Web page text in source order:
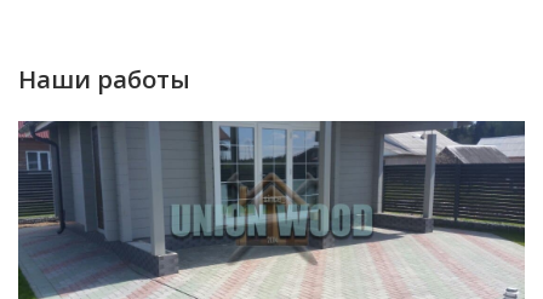
Наши работы